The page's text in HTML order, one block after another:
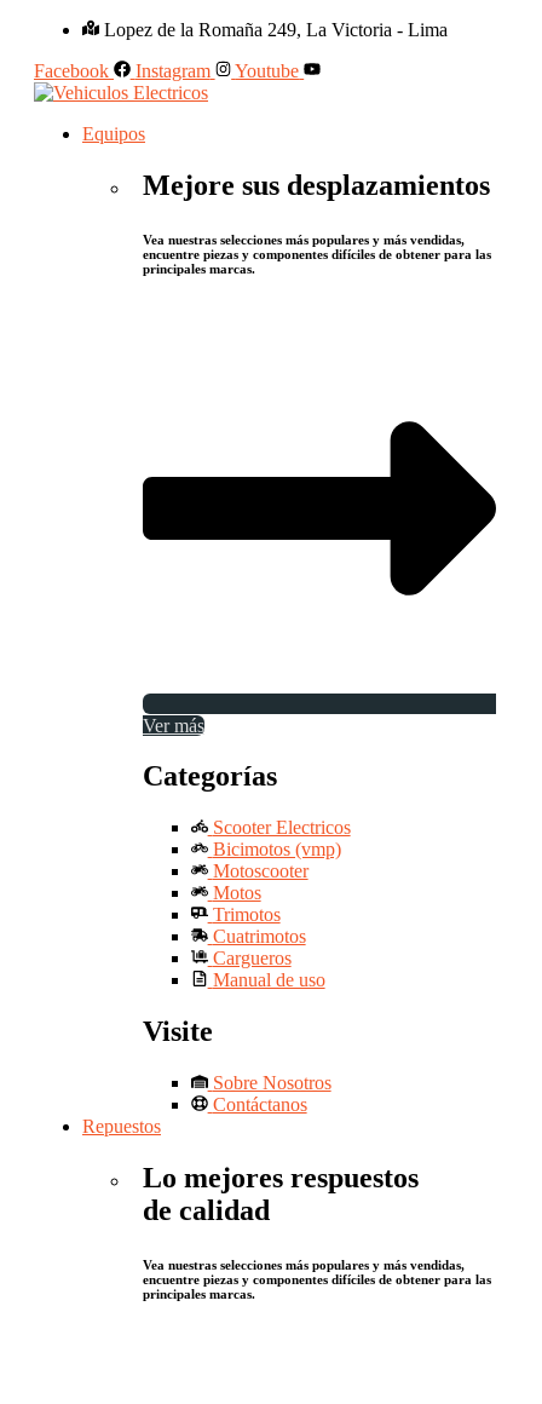
Lopez de la Romaña 249, La Victoria - Lima
Facebook
Instagram Youtube
Equipos
Mejore sus desplazamientos
Vea nuestras selecciones más populares y más vendidas,
encuentre piezas y componentes difíciles de obtener para las
principales marcas.
Ver más
Categorías
Scooter Electricos
Bicimotos (vmp)
Motoscooter
Motos
Trimotos
Cuatrimotos
Cargueros
Manual de uso
Visite
Sobre Nosotros
Contáctanos
Repuestos
Lo mejores respuestos
de calidad
Vea nuestras selecciones más populares y más vendidas,
encuentre piezas y componentes difíciles de obtener para las
principales marcas.